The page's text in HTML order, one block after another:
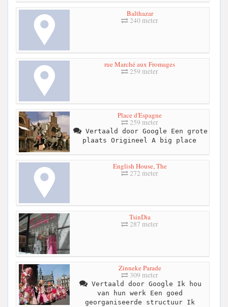
Balthazar
240 meter
rue Marché aux Fromages
259 meter
Place d'Espagne
259 meter
Vertaald door Google Een grote
plaats Origineel A big place
English House, The
272 meter
TsinDia
287 meter
Zinneke Parade
309 meter
Vertaald door Google Ik hou
van hun werk Een goed
georganiseerde structuur Ik